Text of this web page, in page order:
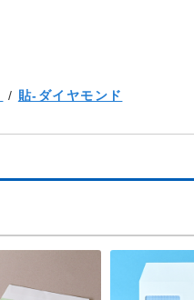
/ 貼-ダイヤモンド